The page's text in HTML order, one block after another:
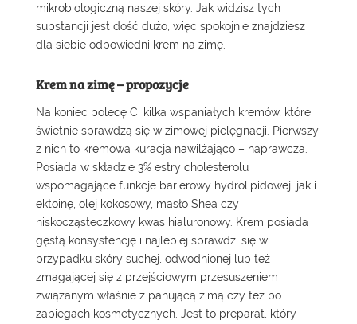
mikrobiologiczną naszej skóry. Jak widzisz tych
substancji jest dość dużo, więc spokojnie znajdziesz
dla siebie odpowiedni krem na zimę.
Krem na zimę – propozycje
Na koniec polecę Ci kilka wspaniałych kremów, które
świetnie sprawdzą się w zimowej pielęgnacji. Pierwszy
z nich to kremowa kuracja nawilżająco – naprawcza
Posiada w składzie 3% estry cholesterolu
wspomagające funkcje barierowy hydrolipidowej, jak i
ektoinę, olej kokosowy, masło Shea czy
niskocząsteczkowy kwas hialuronowy. Krem posiada
gęstą konsystencję i najlepiej sprawdzi się w
przypadku skóry suchej, odwodnionej lub też
zmagającej się z przejściowym przesuszeniem
związanym właśnie z panującą zimą czy też po
zabiegach kosmetycznych. Jest to preparat, który